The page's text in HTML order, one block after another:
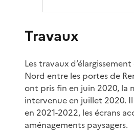
Travaux
Les travaux
Nord entre les portes de
ont pris fin en juin 2020, la
intervenue en juillet 2020.
en 2021-2022, les écrans
aménagements paysagers.